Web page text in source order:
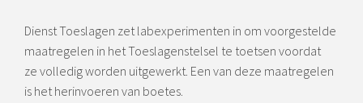
Dienst Toeslagen zet labexperimenten in om voorgestelde
maatregelen in het Toeslagenstelsel te toetsen voordat
ze volledig worden uitgewerkt. Een van deze maatregelen
is het herinvoeren van boetes.